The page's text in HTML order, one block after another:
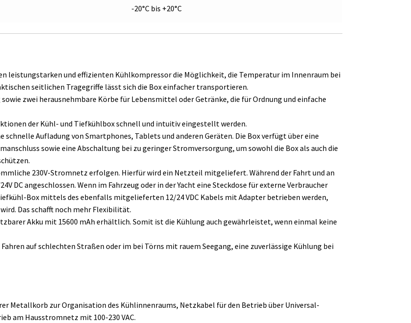
-20°C bis +20°C
leistungstarken und effizienten Kühlkompressor die Möglichkeit, die Temperatur im Innenraum bei
seitlichen Tragegriffe lässt sich die Box einfacher transportieren.
zwei herausnehmbare Körbe für Lebensmittel oder Getränke, die für Ordnung und einfache
der Kühl- und Tiefkühlbox schnell und intuitiv eingestellt werden.
Aufladung von Smartphones, Tablets und anderen Geräten. Die Box verfügt über eine
sowie eine Abschaltung bei zu geringer Stromversorgung, um sowohl die Box als auch die
230V-Stromnetz erfolgen. Hierfür wird ein Netzteil mitgeliefert. Während der Fahrt und an
DC angeschlossen. Wenn im Fahrzeug oder in der Yacht eine Steckdose für externe Verbraucher
Box mittels des ebenfalls mitgelieferten 12/24 VDC Kabels mit Adapter betrieben werden,
Das schafft noch mehr Flexibilität.
Akku mit 15600 mAh erhältlich. Somit ist die Kühlung auch gewährleistet, wenn einmal keine
auf schlechten Straßen oder im bei Törns mit rauem Seegang, eine zuverlässige Kühlung bei
Metallkorb zur Organisation des Kühlinnenraums, Netzkabel für den Betrieb über Universal-
am Hausstromnetz mit 100-230 VAC.